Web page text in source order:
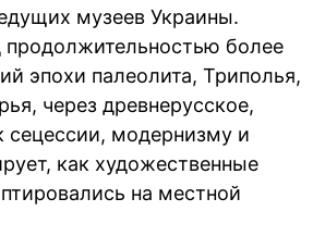
музеев Украины.
продолжительностью более
эпохи палеолита, Триполья,
через древнерусское,
сецессии, модернизму и
как художественные
на местной